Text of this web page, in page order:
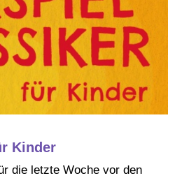
Kinder
die letzte Woche vor den